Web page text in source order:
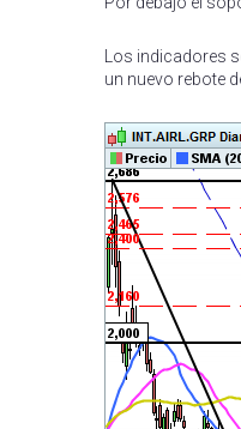
Los indicadores
un nuevo rebote